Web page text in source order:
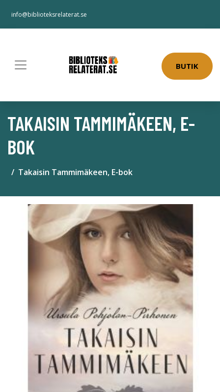
info@biblioteksrelaterat.se
BUTIK
TAKAISIN TAMMIMÄKEEN, E-
BOK
Takaisin Tammimäkeen, E-bok